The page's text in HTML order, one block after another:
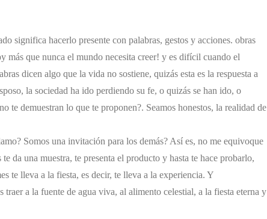
significa hacerlo presente con palabras, gestos y acciones. obras
más que nunca el mundo necesita creer! y es difícil cuando el
dicen algo que la vida no sostiene, quizás esta es la respuesta a
la sociedad ha ido perdiendo su fe, o quizás se han ido, o
te demuestran lo que te proponen?. Seamos honestos, la realidad de
Somos una invitación para los demás? Así es, no me equivoque
da una muestra, te presenta el producto y hasta te hace probarlo,
te lleva a la fiesta, es decir, te lleva a la experiencia. Y
traer a la fuente de agua viva, al alimento celestial, a la fiesta eterna y